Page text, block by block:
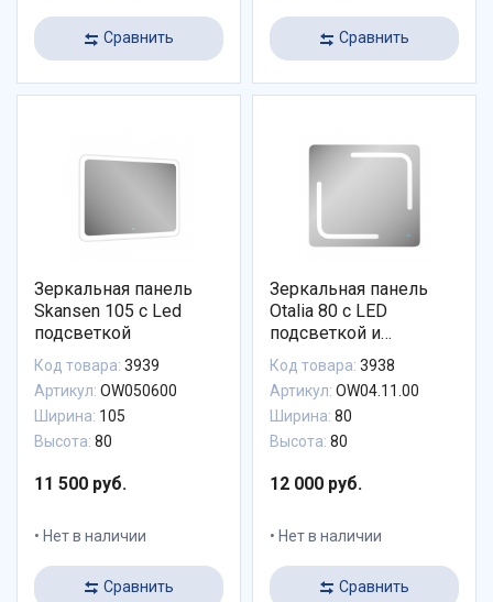
Сравнить Сравнить
Зеркальная панель
Skansen 105 с Led
подсветкой
Код товара: 3939
Артикул: OW050600
Ширина: 105
Высота: 80
11 500 руб.
Нет в наличии
Сравнить
Зеркальная панель
Otalia 80 с LED
подсветкой и
сенсором
Код товара: 3938
Артикул: OW04.11.00
Ширина: 80
Высота: 80
12 000 руб.
Нет в наличии
Сравнить